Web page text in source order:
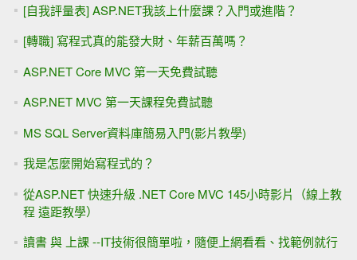
[自我評量表] ASP.NET我該上什麼課？入門或進階？
[轉職] 寫程式真的能發大財、年薪百萬嗎？
ASP.NET Core MVC 第一天免費試聽
ASP.NET MVC 第一天課程免費試聽
MS SQL Server資料庫簡易入門(影片教學)
我是怎麼開始寫程式的？
從ASP.NET 快速升級 .NET Core MVC 145小時影片（線上教
程 遠距教學）
讀書 與 上課 --IT技術很簡單啦，隨便上網看看、找範例就行